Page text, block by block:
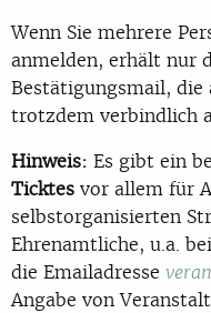
Wenn Sie mehrere
anmelden, erhält nur
Bestätigungsmail, die
trotzdem verbindlich
Hinweis: Es gibt ein
Ticktes vor allem für
selbstorganisierten
Ehrenamtliche, u.a.
die Emailadresse
Angabe von